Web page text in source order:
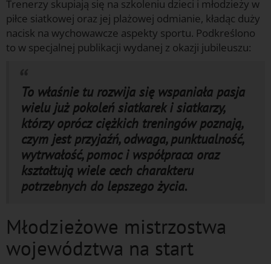
Trenerzy skupiają się na szkoleniu dzieci i młodzieży w
piłce siatkowej oraz jej plażowej odmianie, kładąc duży
nacisk na wychowawcze aspekty sportu. Podkreślono
to w specjalnej publikacji wydanej z okazji jubileuszu:
To właśnie tu rozwija się wspaniała pasja
wielu już pokoleń siatkarek i siatkarzy,
którzy oprócz ciężkich treningów poznają,
czym jest przyjaźń, odwaga, punktualność,
wytrwałość, pomoc i współpraca oraz
kształtują wiele cech charakteru
potrzebnych do lepszego życia.
Młodzieżowe mistrzostwa
województwa na start